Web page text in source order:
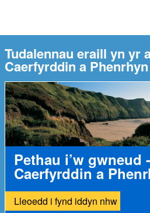
Tudalennau eraill yn yr
Caerfyrddin a
Pethau i’w gwneud
Caerfyrddin a
Lleoedd i fynd iddyn nhw